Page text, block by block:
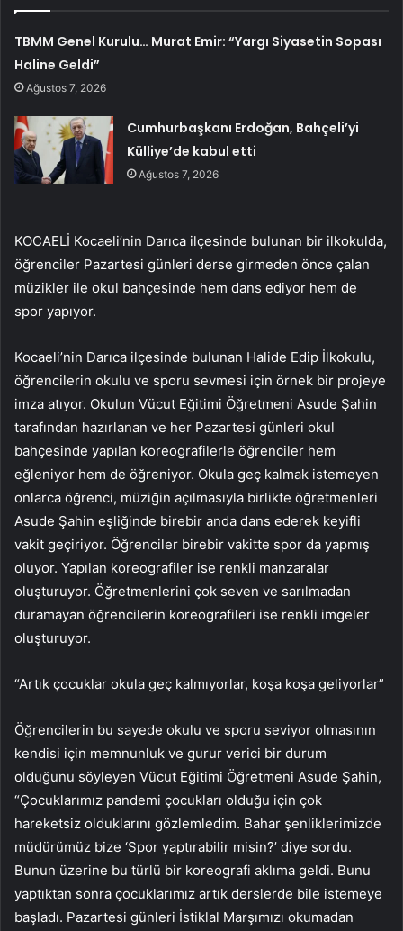
TBMM Genel Kurulu… Murat Emir: “Yargı Siyasetin Sopası
Haline Geldi”
Ağustos 7, 2026
Cumhurbaşkanı Erdoğan, Bahçeli’yi
Külliye’de kabul etti
Ağustos 7, 2026
KOCAELİ Kocaeli’nin Darıca ilçesinde bulunan bir ilkokulda,
öğrenciler Pazartesi günleri derse girmeden önce çalan
müzikler ile okul bahçesinde hem dans ediyor hem de
spor yapıyor.
Kocaeli’nin Darıca ilçesinde bulunan Halide Edip İlkokulu,
öğrencilerin okulu ve sporu sevmesi için örnek bir projeye
imza atıyor. Okulun Vücut Eğitimi Öğretmeni Asude Şahin
tarafından hazırlanan ve her Pazartesi günleri okul
bahçesinde yapılan koreografilerle öğrenciler hem
eğleniyor hem de öğreniyor. Okula geç kalmak istemeyen
onlarca öğrenci, müziğin açılmasıyla birlikte öğretmenleri
Asude Şahin eşliğinde birebir anda dans ederek keyifli
vakit geçiriyor. Öğrenciler birebir vakitte spor da yapmış
oluyor. Yapılan koreografiler ise renkli manzaralar
oluşturuyor. Öğretmenlerini çok seven ve sarılmadan
duramayan öğrencilerin koreografileri ise renkli imgeler
oluşturuyor.
“Artık çocuklar okula geç kalmıyorlar, koşa koşa geliyorlar”
Öğrencilerin bu sayede okulu ve sporu seviyor olmasının
kendisi için memnunluk ve gurur verici bir durum
olduğunu söyleyen Vücut Eğitimi Öğretmeni Asude Şahin,
“Çocuklarımız pandemi çocukları olduğu için çok
hareketsiz olduklarını gözlemledim. Bahar şenliklerimizde
müdürümüz bize ‘Spor yaptırabilir misin?’ diye sordu.
Bunun üzerine bu türlü bir koreografi aklıma geldi. Bunu
yaptıktan sonra çocuklarımız artık derslerde bile istemeye
başladı. Pazartesi günleri İstiklal Marşımızı okumadan